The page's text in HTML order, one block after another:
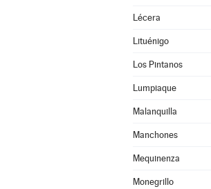
Lécera
Lituénigo
Los Pintanos
Lumpiaque
Malanquilla
Manchones
Mequinenza
Monegrillo